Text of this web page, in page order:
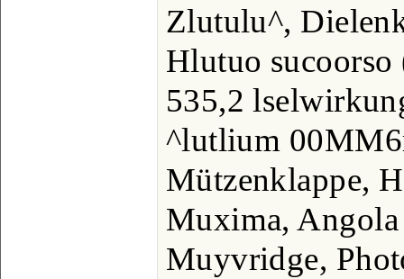
Zlutulu^,
Hlutuo
535,2
^lutlium
Mützenklappe,
Muxima, Angola
Muyvridge,